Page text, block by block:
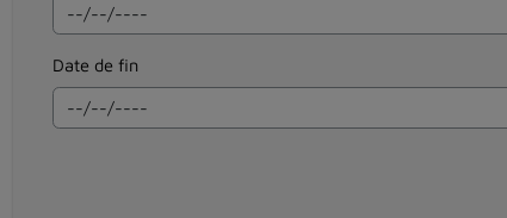
Date de fin